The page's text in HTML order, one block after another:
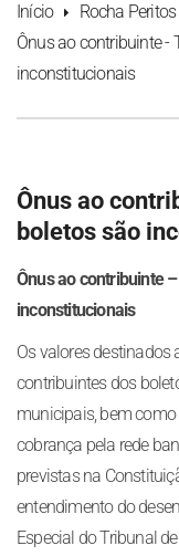
Início Rocha Peritos
Ônus ao contribuinte -
inconstitucionais
Ônus ao
boletos são
Ônus ao contribuinte
inconstitucionais
Os valores destinados
contribuintes dos
municipais, bem
cobrança pela rede
previstas na
entendimento do
Especial do Tribunal